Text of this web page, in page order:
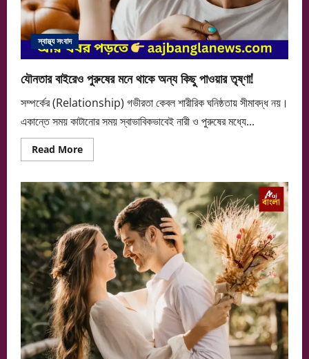
স্বাস্থ্য সংবাদ
যৌনতার বাইরেও পুরুষের মনে থাকে অন্য কিছু পাওয়ার তৃষ্ণা!
সম্পর্কের (Relationship) গভীরতা কেবল শারীরিক ঘনিষ্ঠতায় সীমাবদ্ধ নয়।
একান্তে সময় কাটানোর সময় স্বাভাবিকভাবেই নারী ও পুরুষের মধ্যে...
Read MoreRead
more
বাইরেও
পুরুষের
মনে
থাকে
অন্য
কিছু
পাওয়ার
তৃষ্ণা!